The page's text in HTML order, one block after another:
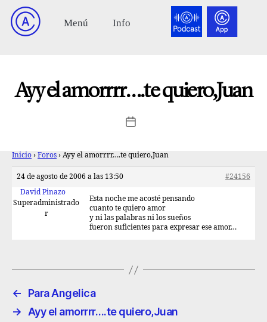
Ayy el amorrrr….te quiero,Juan
Inicio › Foros › Ayy el amorrrr….te quiero,Juan
24 de agosto de 2006 a las 13:50
#24156
David Pinazo
Superadministrado
r
Esta noche me acosté pensando
cuanto te quiero amor
y ni las palabras ni los sueños
fueron suficientes para expresar ese amor…
←
Para Angelica
→
Ayy el amorrrr….te quiero,Juan